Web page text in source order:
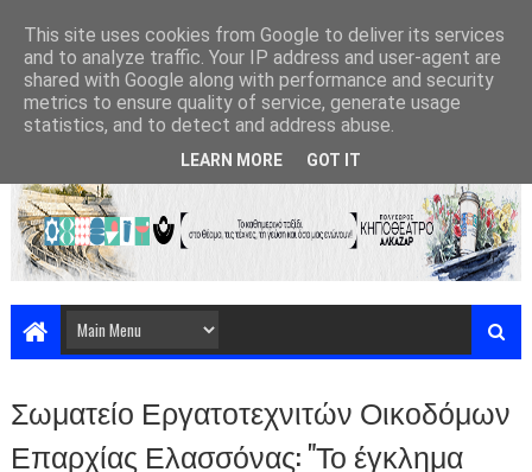
Σωματείο Εργατοτεχνιτών Οικοδόμων
Επαρχίας Ελασσόνας: "Το έγκλημα
This site uses cookies from Google to deliver its services
and to analyze traffic. Your IP address and user-agent are
shared with Google along with performance and security
metrics to ensure quality of service, generate usage
statistics, and to detect and address abuse.
LEARN MORE GOT IT